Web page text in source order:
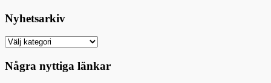
Nyhetsarkiv
Nyhetsarkiv
Några nyttiga länkar